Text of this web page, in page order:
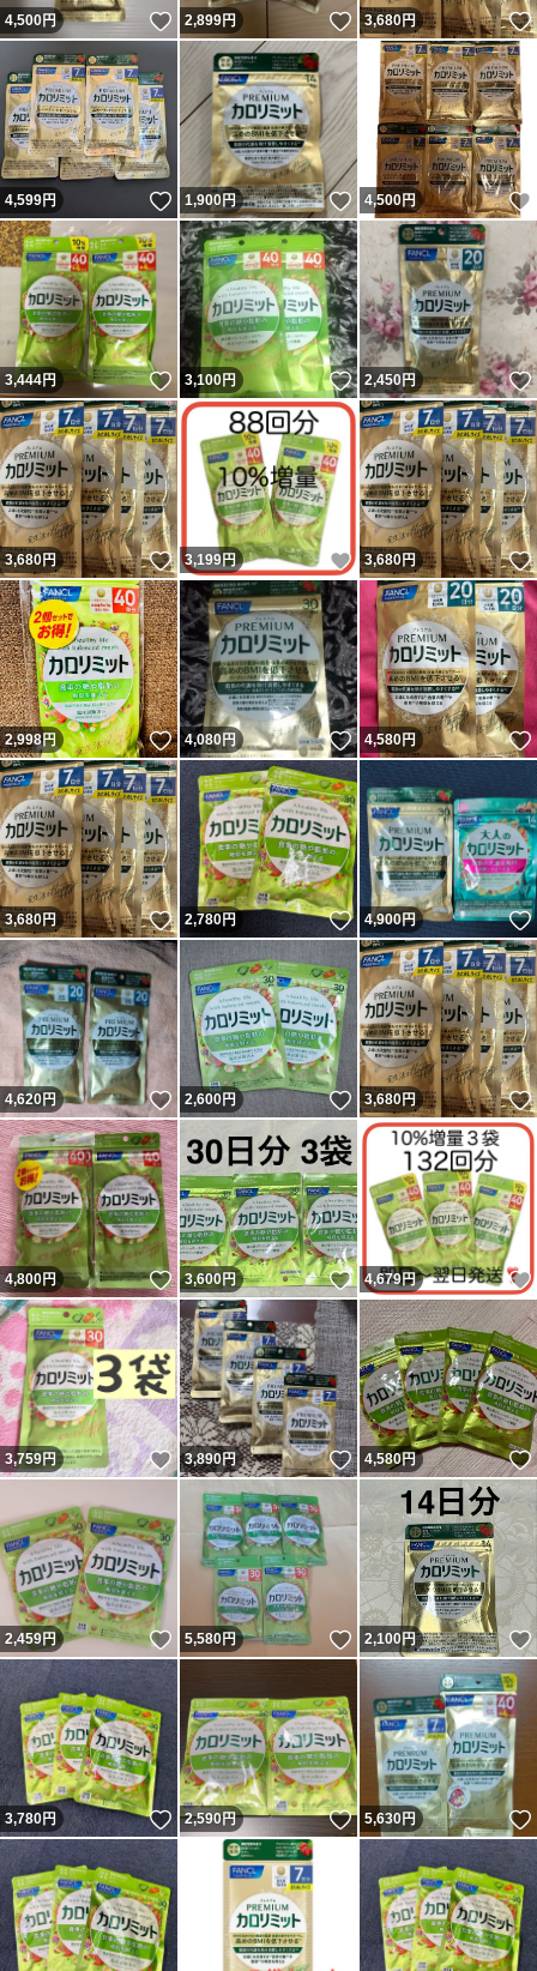
4,500円 いいね！
2,899円 いいね！
3,680円
4,599円 いいね！
1,900円 いいね！
4,500円
3,444円 いいね！
3,100円 いいね！
2,450円
3,680円 いいね！
3,199円 いいね！
3,680円
2,998円 いいね！
4,080円 いいね！
4,580円
3,680円 いいね！
2,780円 いいね！
4,900円
4,620円 いいね！
2,600円 いいね！
3,680円
4,800円 いいね！
3,600円 いいね！
4,679円
3,759円 いいね！
3,890円 いいね！
4,580円
2,459円 いいね！
5,580円 いいね！
2,100円
3,780円 いいね！
2,590円 いいね！
5,630円